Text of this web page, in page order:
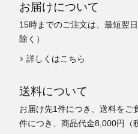
お届けについて
15時までのご注文は、最短翌
除く）
詳しくはこちら
送料について
お届け先1件につき、送料をご
件につき、商品代金8,000円（